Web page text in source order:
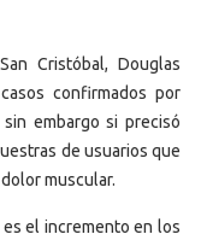
Cristóbal, Douglas
confirmados por
embargo si precisó
de usuarios que
muscular.
el incremento en los